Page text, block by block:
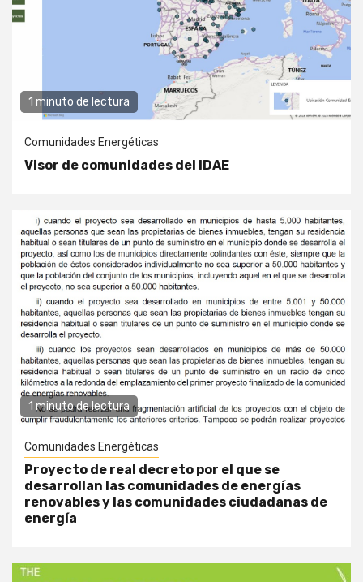
1 minuto de lectura
Comunidades Energéticas
Visor de comunidades del IDAE
1 minuto de lectura
Comunidades Energéticas
Proyecto de real decreto por el que se
desarrollan las comunidades de energías
renovables y las comunidades ciudadanas de
energía